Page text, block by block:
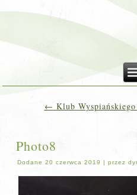
← Klub
Photo8
Dodane 20 czerwca 2019 |przez